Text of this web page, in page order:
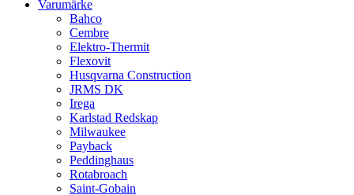
Varumärke
Bahco
Cembre
Elektro-Thermit
Flexovit
Husqvarna Construction
JRMS DK
Irega
Karlstad Redskap
Milwaukee
Payback
Peddinghaus
Rotabroach
Saint-Gobain